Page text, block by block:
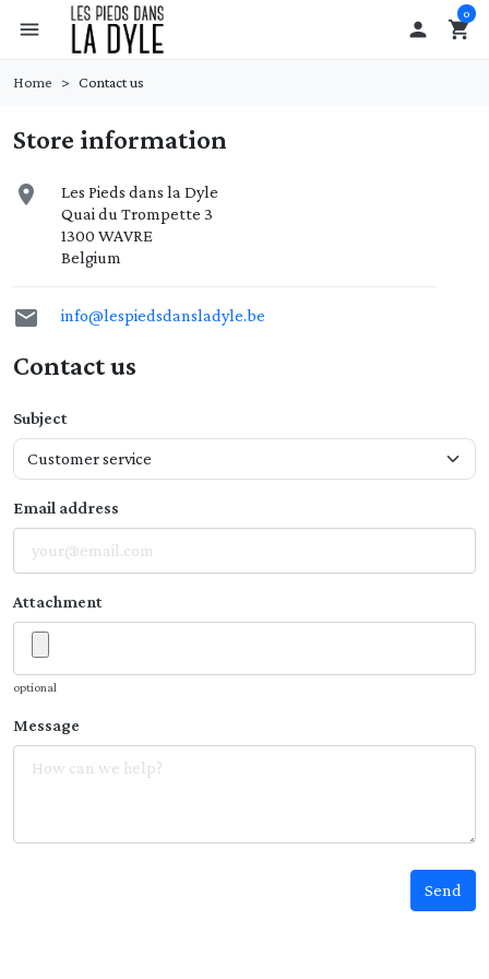
menu  shopping_cart
0
Home Contact us
Store information

Les Pieds dans la Dyle
Quai du Trompette 3
1300 WAVRE
Belgium
 info@lespiedsdansladyle.be
Contact us
Subject
Email address
Attachment
optional
Message